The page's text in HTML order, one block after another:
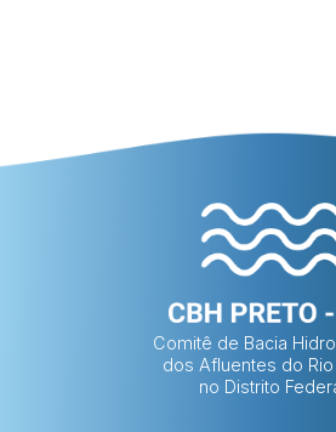
Comitê de Bacia
dos Afluentes do
no Distrito